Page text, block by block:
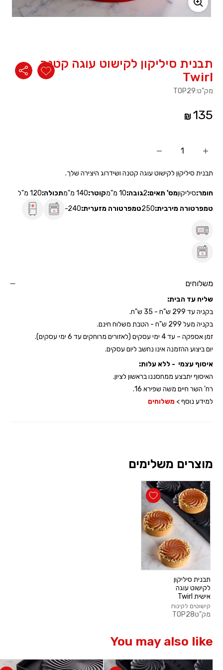
תבנית סיליקון לקישוט עוגה קטנה
Twirl
תבנית סיליקון לקישוט עוגה קטנה ושידרוג היצירה שלך.
מק"ט:TOP29
חומר:סיליקוןמס' תאים:2גובה:10 מ"מ קוטר:140 מ"מ תכולה:120 מ"ל
טמפרטורה מירבית:250טמפרטורה מזערית:-240
מוצר
מוצר
135
משלוחים
שליח עד הבית:
בקניה עד 299 ש"ח - 35 ש"ח.
בקניה מעל 299 ש"ח - הטבת משלוח חינם.
זמן אספקה – עד 4 ימי עסקים (לאזורים מרוחקים עד 6 ימי עסקים).
יום ביצוע ההזמנה אינו נחשב ליום עסקים.
איסוף עצמי - ללא עלות:
האיסוף יתבצע ממחסננו בראשון לציון.
רח' השר חיים משה שפירא 16.
למידע נוסף > משלוחים
מוצרים משלימים
תבנית סיליקון
לקישוט עוגה
אישית Twirl
קישוטים לקינוח
מק"טTOP28
You may also like